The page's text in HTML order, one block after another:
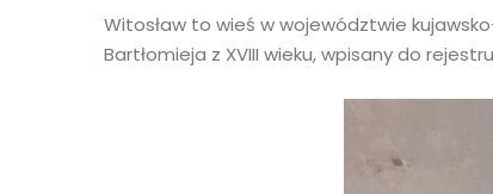
Witosław to wieś w województwie
Bartłomieja z XVIII wieku, wpisany do